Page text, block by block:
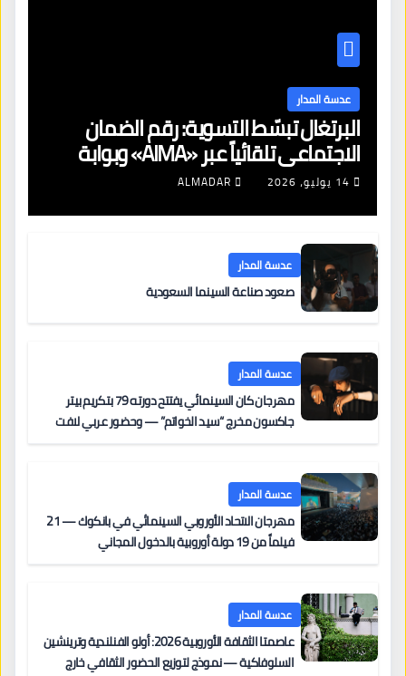
عدسة المدار
البرتغال تبسّط التسوية: رقم الضمان
الاجتماعي تلقائياً عبر «AIMA» وبوابة
جديدة لتجديد الإقامات
14 يوليو، 2026 ALMADAR
عدسة المدار
صعود صناعة السينما السعودية
عدسة المدار
مهرجان كان السينمائي يفتتح دورته 79 بتكريم بيتر
جاكسون مخرج “سيد الخواتم” — وحضور عربي لافت
عدسة المدار
مهرجان الاتحاد الأوروبي السينمائي في بانكوك — 21
فيلماً من 19 دولة أوروبية بالدخول المجاني
عدسة المدار
عاصمتا الثقافة الأوروبية 2026: أولو الفنلندية وترينشين
السلوفاكية — نموذج لتوزيع الحضور الثقافي خارج